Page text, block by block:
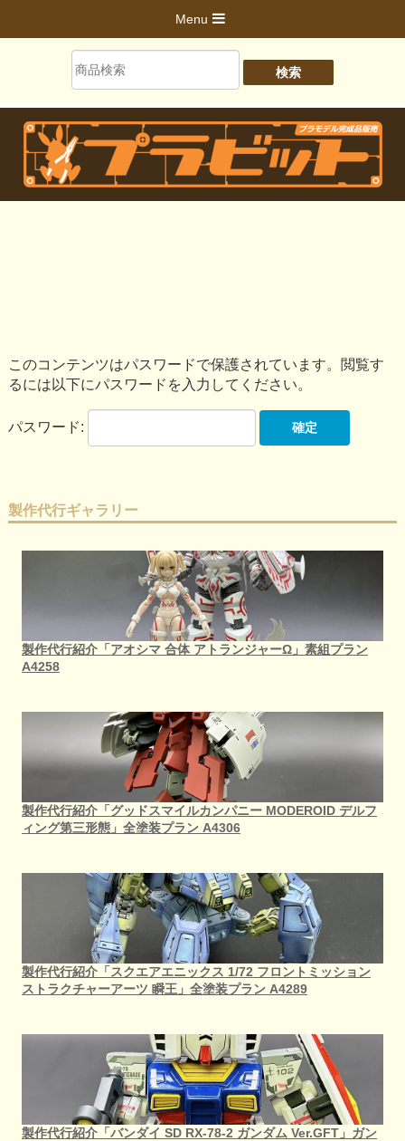
Menu
このコンテンツはパスワードで保護されています。閲覧す
るには以下にパスワードを入力してください。
パスワード:
製作代行ギャラリー
製作代行紹介「アオシマ 合体 アトランジャーΩ」素組プラン
A4258
製作代行紹介「グッドスマイルカンパニー MODEROID デルフ
ィング第三形態」全塗装プラン A4306
製作代行紹介「スクエアエニックス 1/72 フロントミッション
ストラクチャーアーツ 瞬王」全塗装プラン A4289
製作代行紹介「バンダイ SD RX-78-2 ガンダム Ver.GFT」ガン